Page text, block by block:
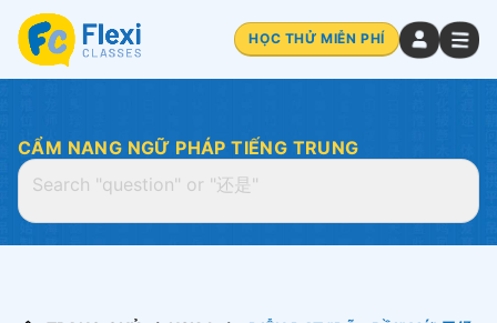
HỌC THỬ MIỄN PHÍ
CẨM NANG NGỮ PHÁP TIẾNG TRUNG